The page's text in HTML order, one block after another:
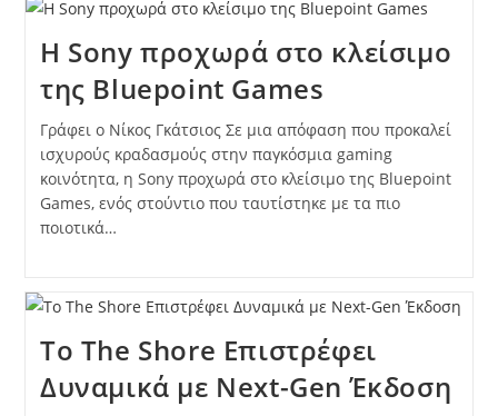
Η Sony προχωρά στο κλείσιμο
της Bluepoint Games
Γράφει ο Νίκος Γκάτσιος Σε μια απόφαση που προκαλεί
ισχυρούς κραδασμούς στην παγκόσμια gaming
κοινότητα, η Sony προχωρά στο κλείσιμο της Bluepoint
Games, ενός στούντιο που ταυτίστηκε με τα πιο
ποιοτικά…
Το The Shore Επιστρέφει
Δυναμικά με Next-Gen Έκδοση